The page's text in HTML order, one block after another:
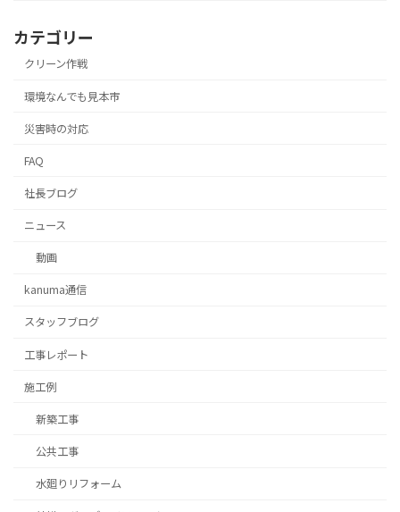
カテゴリー
クリーン作戦
環境なんでも見本市
災害時の対応
FAQ
社長ブログ
ニュース
動画
kanuma通信
スタッフブログ
⼯事レポート
施工例
新築工事
公共工事
水廻りリフォーム